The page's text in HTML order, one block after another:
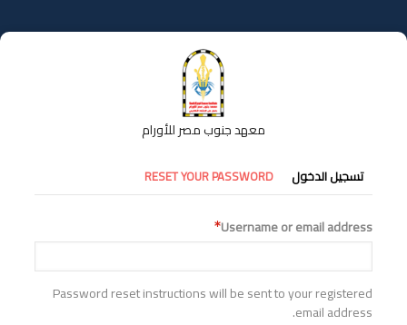
إلى
المحتوى
معهد جنوب مصر للأورام
التبويبات
الأساسية
تسجيل الدخول RESET YOUR PASSWORD
Username or email address
Password reset instructions will be sent to your registered
email address.